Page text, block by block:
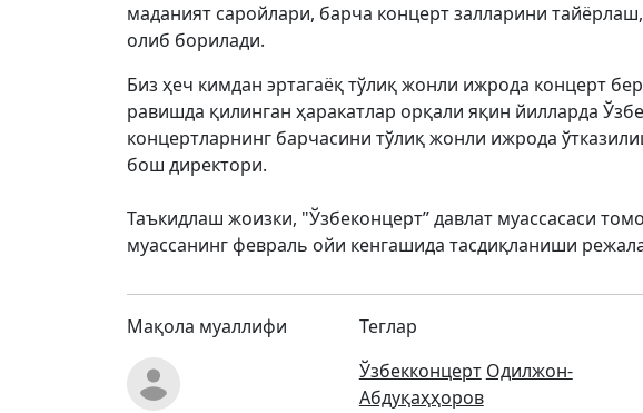
маданият саройлари, барча концерт залларини
олиб борилади.
Биз ҳеч кимдан эртагаёқ тўлиқ жонли ижрода концерт
равишда қилинган ҳаракатлар орқали яқин йилларда
концертларнинг барчасини тўлиқ жонли ижрода
бош директори.
Таъкидлаш жоизки, "Ўзбеконцерт” давлат муассасаси
муассанинг февраль ойи кенгашида тасдиқланиши
Мақола муаллифи
Теглар
Ўзбекконцерт Одилжон-
Абдуқаҳҳоров